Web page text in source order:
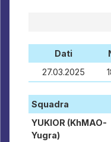
Dati
27.03.2025
Squadra
YUKIOR (KhMAO-
Yugra)